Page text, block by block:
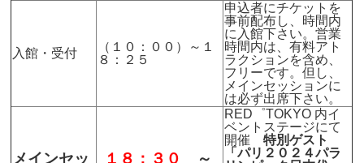
入館・受付
（１０：００）～１
８：２５
申込者にチケットを
事前配布し、時間内
に入館下さい。営業
時間内は、有料アト
ラクションを含め、
フリーです。但し、
メインセッションに
は必ず出席下さい。
メインセッ
１８：３０
～
RED゜TOKYO 内イ
ベントステージにて
開催特別ゲスト
「パリ２０２４パラ